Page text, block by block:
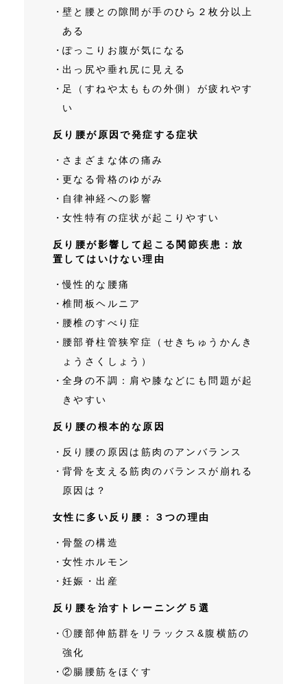
壁と腰との隙間が手のひら２枚分以上
ある
ぽっこりお腹が気になる
出っ尻や垂れ尻に見える
足（すねや太ももの外側）が疲れやす
い
反り腰が原因で発症する症状
さまざまな体の痛み
更なる骨格のゆがみ
自律神経への影響
女性特有の症状が起こりやすい
反り腰が影響して起こる関節疾患：放
置してはいけない理由
慢性的な腰痛
椎間板ヘルニア
腰椎のすべり症
腰部脊柱管狭窄症（せきちゅうかんき
ょうさくしょう）
全身の不調：肩や膝などにも問題が起
きやすい
反り腰の根本的な原因
反り腰の原因は筋肉のアンバランス
背骨を支える筋肉のバランスが崩れる
原因は？
女性に多い反り腰：３つの理由
骨盤の構造
女性ホルモン
妊娠・出産
反り腰を治すトレーニング５選
①腰部伸筋群をリラックス&腹横筋の
強化
②腸腰筋をほぐす